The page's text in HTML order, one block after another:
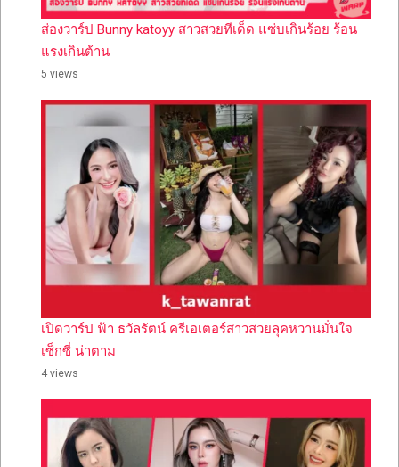
ส่องวาร์ป Bunny katoyy สาวสวยทีเด็ด แซ่บเกินร้อย ร้อน
แรงเกินต้าน
5 views
เปิดวาร์ป ฟ้า ธวัลรัตน์ ครีเอเตอร์สาวสวยลุคหวานมั่นใจ
เซ็กซี่ น่าตาม
4 views